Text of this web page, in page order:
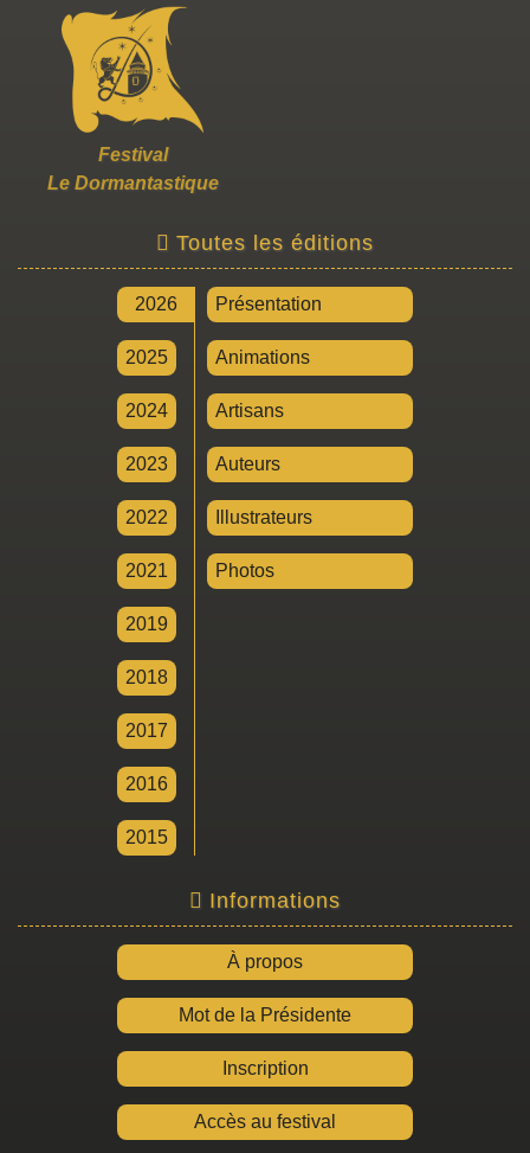
Festival
Le Dormantastique
Toutes les éditions
2026
2025
2024
2023
2022
2021
2019
2018
2017
2016
2015
Présentation
Animations
Artisans
Auteurs
Illustrateurs
Photos
Informations
À propos
Mot de la Présidente
Inscription
Accès au festival